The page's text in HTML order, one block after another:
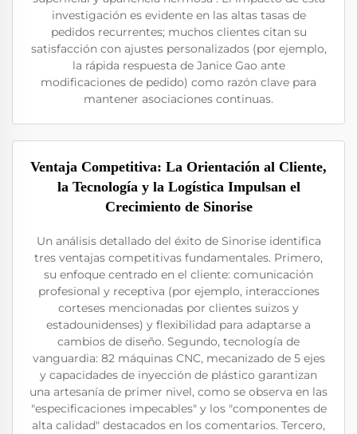
investigación es evidente en las altas tasas de
pedidos recurrentes; muchos clientes citan su
satisfacción con ajustes personalizados (por ejemplo,
la rápida respuesta de Janice Gao ante
modificaciones de pedido) como razón clave para
mantener asociaciones continuas.
Ventaja Competitiva: La Orientación al Cliente,
la Tecnología y la Logística Impulsan el
Crecimiento de Sinorise
Un análisis detallado del éxito de Sinorise identifica
tres ventajas competitivas fundamentales. Primero,
su enfoque centrado en el cliente: comunicación
profesional y receptiva (por ejemplo, interacciones
corteses mencionadas por clientes suizos y
estadounidenses) y flexibilidad para adaptarse a
cambios de diseño. Segundo, tecnología de
vanguardia: 82 máquinas CNC, mecanizado de 5 ejes
y capacidades de inyección de plástico garantizan
una artesanía de primer nivel, como se observa en las
"especificaciones impecables" y los "componentes de
alta calidad" destacados en los comentarios. Tercero,